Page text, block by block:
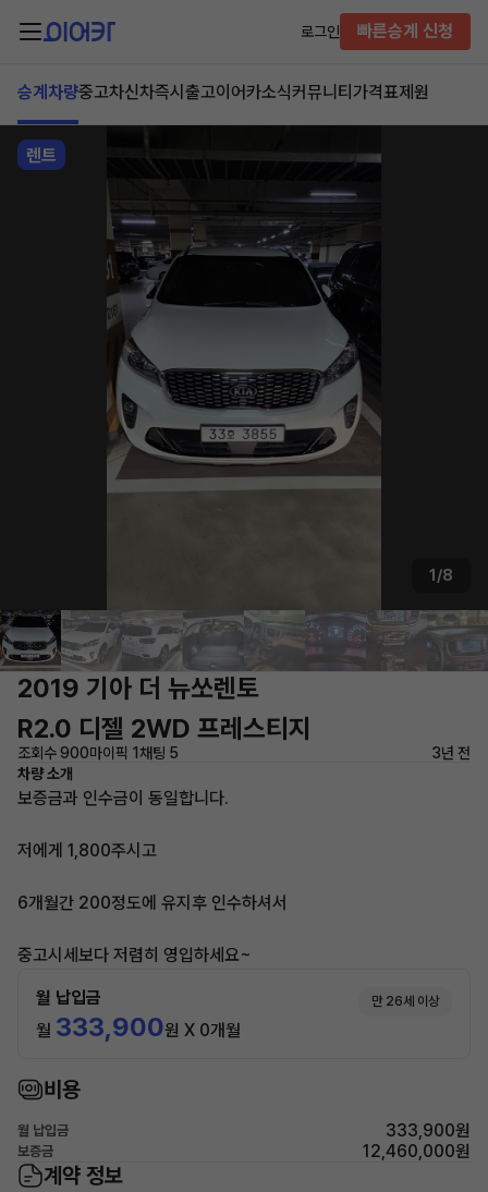
로그인 빠른승계 신청
승계차량중고차신차즉시출고이어카소식커뮤니티 가격표제원
렌트
1/8
2019 기아 더 뉴쏘렌토
R2.0 디젤 2WD 프레스티지
조회수 900마이픽 1채팅 5
3년 전
차량 소개
보증금과 인수금이 동일합니다.
저에게 1,800주시고
6개월간 200정도에 유지후 인수하셔서
중고시세보다 저렴히 영입하세요~
월 납입금 만 26세 이상
월 333,900원 X 0개월
비용
월 납입금 333,900원
보증금 12,460,000원
계약 정보